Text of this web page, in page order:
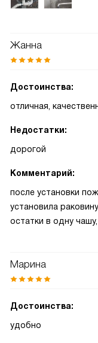
Жанна
Достоинства:
отличная,
Недостатки:
дорогой
Комментарий:
после установки
установила
остатки в одну
Марина
Достоинства:
удобно